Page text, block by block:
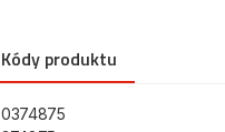
Kódy produktu
0374875